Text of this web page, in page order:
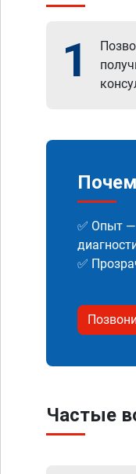
1
✅ Опыт —
✅
Частые